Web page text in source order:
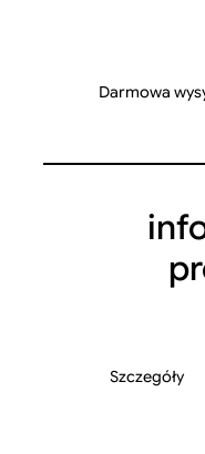
M
Darmowa
Szczegóły